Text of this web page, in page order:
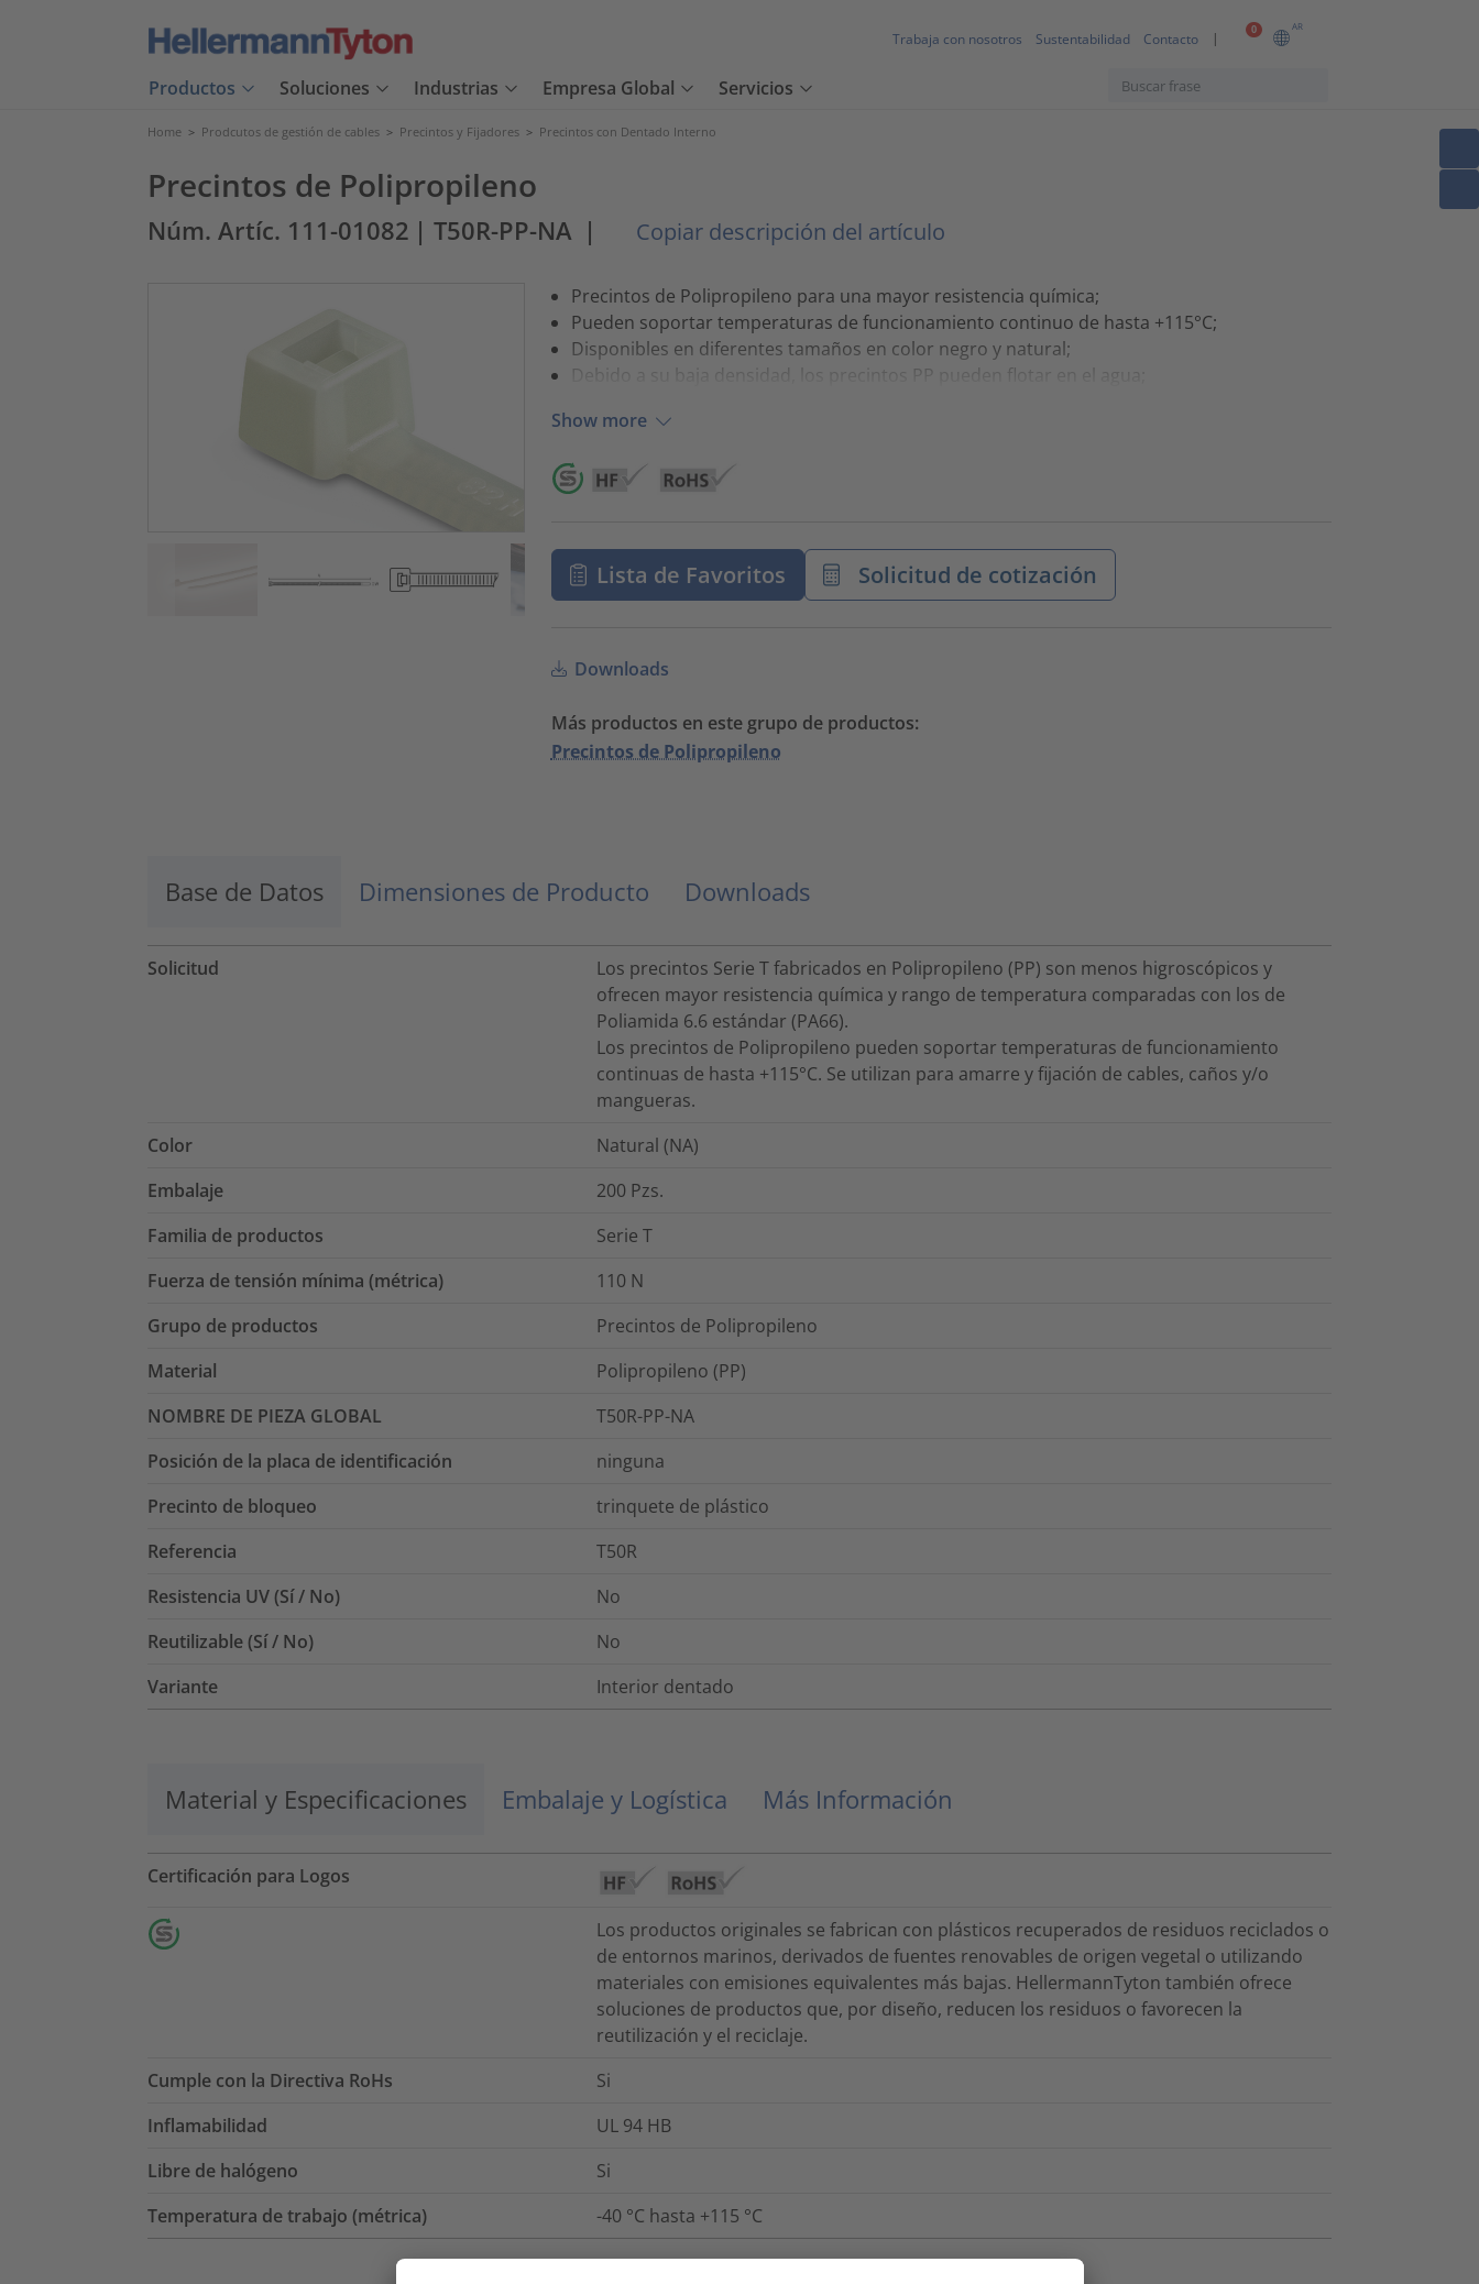
0 AR
Trabaja con nosotros Sustentabilidad Contacto
Productos Soluciones Industrias Empresa Global Servicios
Home > Prodcutos de gestión de cables > Precintos y Fijadores > Precintos con Dentado Interno
Precintos de Polipropileno
Núm. Artíc. 111-01082 | T50R-PP-NA | Copiar descripción del artículo
Precintos de Polipropileno para una mayor resistencia química;
Pueden soportar temperaturas de funcionamiento continuo de hasta +115°C;
Disponibles en diferentes tamaños en color negro y natural;
Debido a su baja densidad, los precintos PP pueden flotar en el agua;
Show more
Lista de Favoritos Solicitud de cotización
Downloads
Más productos en este grupo de productos:
Precintos de Polipropileno
Base de Datos Dimensiones de Producto Downloads
Solicitud
Los precintos Serie T fabricados en Polipropileno (PP) son menos higroscópicos y
ofrecen mayor resistencia química y rango de temperatura comparadas con los de
Poliamida 6.6 estándar (PA66).
Los precintos de Polipropileno pueden soportar temperaturas de funcionamiento
continuas de hasta +115°C. Se utilizan para amarre y fijación de cables, caños y/o
mangueras.
Color
Natural (NA)
Embalaje
200 Pzs.
Familia de productos
Serie T
Fuerza de tensión mínima (métrica)
110 N
Grupo de productos
Precintos de Polipropileno
Material
Polipropileno (PP)
NOMBRE DE PIEZA GLOBAL
T50R-PP-NA
Posición de la placa de identificación
ninguna
Precinto de bloqueo
trinquete de plástico
Referencia
T50R
Resistencia UV (Sí / No)
No
Reutilizable (Sí / No)
No
Variante
Interior dentado
Material y Especificaciones Embalaje y Logística Más Información
Certificación para Logos
Los productos originales se fabrican con plásticos recuperados de residuos reciclados o
de entornos marinos, derivados de fuentes renovables de origen vegetal o utilizando
materiales con emisiones equivalentes más bajas. HellermannTyton también ofrece
soluciones de productos que, por diseño, reducen los residuos o favorecen la
reutilización y el reciclaje.
Cumple con la Directiva RoHs
Si
Inflamabilidad
UL 94 HB
Libre de halógeno
Si
Temperatura de trabajo (métrica)
-40 °C hasta +115 °C